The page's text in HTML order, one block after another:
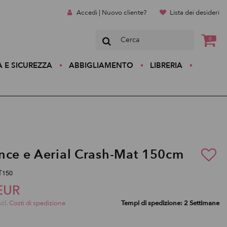
Accedi | Nuovo cliente? Lista dei desideri
0
E SICUREZZA ABBIGLIAMENTO
LIBRERIA
e Aerial Crash-Mat 150cm
Costi di spedizione Tempi di spedizione: 2 Settimane